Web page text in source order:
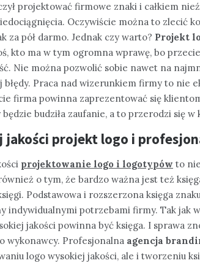
projektować firmowe znaki i całkiem
Oczywiście można to zlecić
za pół darmo. Jednak czy warto? Projekt
kto ma w tym ogromna wprawę, bo
Nie można pozwolić sobie nawet na
błędy. Praca nad wizerunkiem firmy to nie
firma powinna zaprezentować się
budziła zaufanie, a to przerodzi się w
jakości projekt logo i
projektowanie logo i logotypów to
o tym, że bardzo ważna jest też
Podstawowa i rozszerzona księga
indywidualnymi potrzebami firmy. Tak jak
jakości powinna być księga. I sprawa
wykonawcy. Profesjonalna agencja
logo wysokiej jakości, ale i tworzeniu